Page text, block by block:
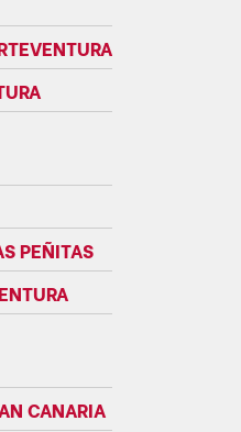
PEÑITAS
CANARIA